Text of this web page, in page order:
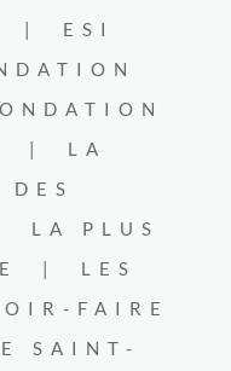
| ESI
| LA
DES
LA PLUS
| LES
FAIRE
SAINT-